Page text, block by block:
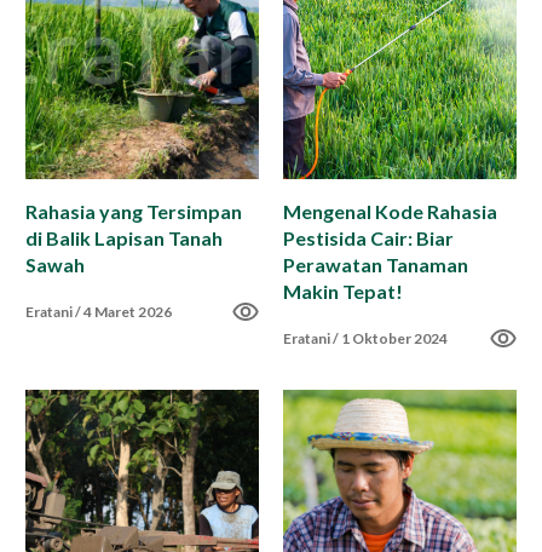
Impact Report
Karir
EN
Rahasia yang Tersimpan
di Balik Lapisan Tanah
Sawah
Eratani/4 Maret 2026
Mengenal Kode Rahasia
Pestisida Cair: Biar
Perawatan Tanaman
Makin Tepat!
Eratani/ 1 Oktober 2024